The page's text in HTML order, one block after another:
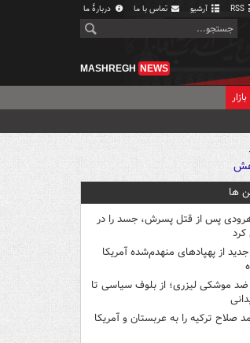
آرشیو تماس با ما دربارهٔ ما
MASHREGH NEWS
بازار
ها
پس از قتل پسرش، جسد را در
از پهپادهای منهدم‌شده آمریکا
ضد موشکی لیزری؛ از بلوف سیاسی تا
صلاح ترکیه را به عربستان و آمریکا